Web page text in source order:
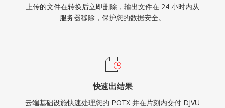
上传的文件在转换后立即删除，输出文件在 24 小时内从
服务器移除，保护您的数据安全。
快速出结果
云端基础设施快速处理您的 POTX 并在片刻内交付 DJVU